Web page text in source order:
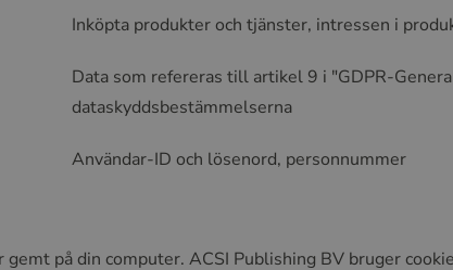
Inköpta produkter och tjänster, intressen i
Data som refereras till artikel 9 i "GDPR-
dataskyddsbestämmelserna
Användar-ID och lösenord, personnummer
på din computer. ACSI Publishing BV bruger